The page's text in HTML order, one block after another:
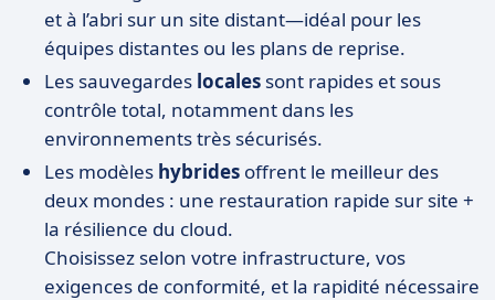
et à l’abri sur un site distant—idéal pour les
équipes distantes ou les plans de reprise.
Les sauvegardes locales sont rapides et sous
contrôle total, notamment dans les
environnements très sécurisés.
Les modèles hybrides offrent le meilleur des
deux mondes : une restauration rapide sur site +
la résilience du cloud.
Choisissez selon votre infrastructure, vos
exigences de conformité, et la rapidité nécessaire